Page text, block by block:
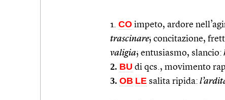
1. CO impeto, ardore
trascinare; concitazione,
valigia; entusiasmo, slancio:
2. BU di qcs., movimento
3. OB LE salita ripida: